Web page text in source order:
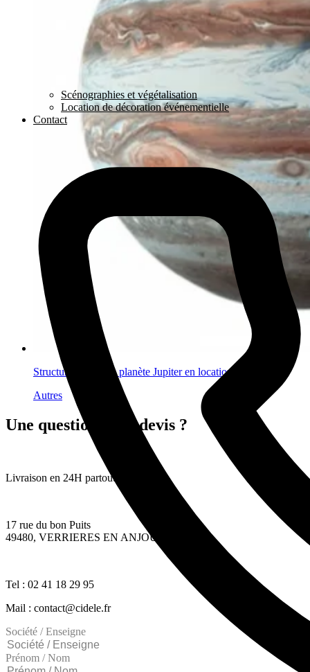
Structure gonflable planète Jupiter en location
Autres
Une question ? Un devis ?
Livraison en 24H partout en France
17 rue du bon Puits
49480, VERRIERES EN ANJOU
Tel : 02 41 18 29 95
Mail : contact@cidele.fr
Société / Enseigne
Prénom / Nom
Scénographies et végétalisation
Location de décoration événementielle
Contact